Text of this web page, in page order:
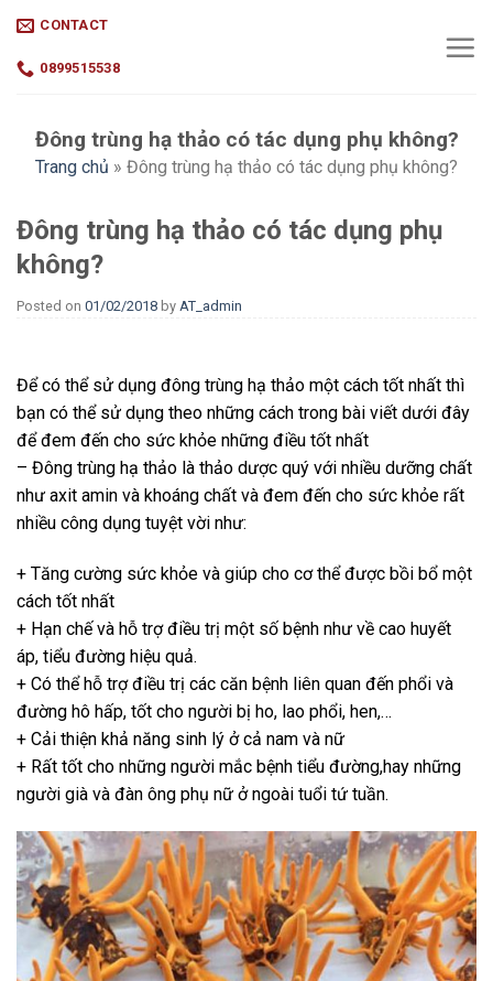
content
CONTACT
0899515538
Đông trùng hạ thảo có tác dụng phụ không?
Trang chủ » Đông trùng hạ thảo có tác dụng phụ không?
Đông trùng hạ thảo có tác dụng phụ
không?
Posted on 01/02/2018 by AT_admin
Để có thể sử dụng đông trùng hạ thảo một cách tốt nhất thì
bạn có thể sử dụng theo những cách trong bài viết dưới đây
để đem đến cho sức khỏe những điều tốt nhất
– Đông trùng hạ thảo là thảo dược quý với nhiều dưỡng chất
như axit amin và khoáng chất và đem đến cho sức khỏe rất
nhiều công dụng tuyệt vời như:
+ Tăng cường sức khỏe và giúp cho cơ thể được bồi bổ một
cách tốt nhất
+ Hạn chế và hỗ trợ điều trị một số bệnh như về cao huyết
áp, tiểu đường hiệu quả.
+ Có thể hỗ trợ điều trị các căn bệnh liên quan đến phổi và
đường hô hấp, tốt cho người bị ho, lao phổi, hen,…
+ Cải thiện khả năng sinh lý ở cả nam và nữ
+ Rất tốt cho những người mắc bệnh tiểu đường,hay những
người già và đàn ông phụ nữ ở ngoài tuổi tứ tuần.